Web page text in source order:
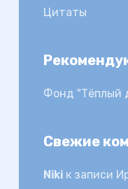
Цитаты
Фонд "Тёплый
Свежие
Nikiк записи